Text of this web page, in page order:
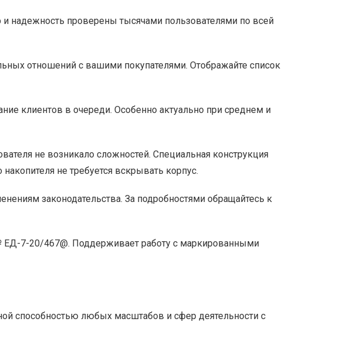
надежность проверены тысячами пользователями по всей
отношений с вашими покупателями. Отображайте список
клиентов в очереди. Особенно актуально при среднем и
не возникало сложностей. Специальная конструкция
не требуется вскрывать корпус.
законодательства. За подробностями обращайтесь к
7-20/467@. Поддерживает работу с маркированными
способностью любых масштабов и сфер деятельности с